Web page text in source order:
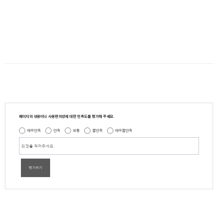
페이지의 내용이나 사용편의성에 대한 만족도를 평가해 주세요.
매우만족 만족 보통 불만족 매우불만족
평가하기